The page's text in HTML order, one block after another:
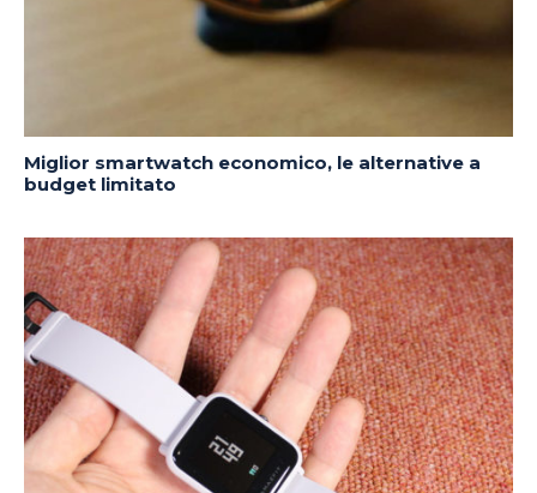
Miglior smartwatch economico, le alternative a
budget limitato